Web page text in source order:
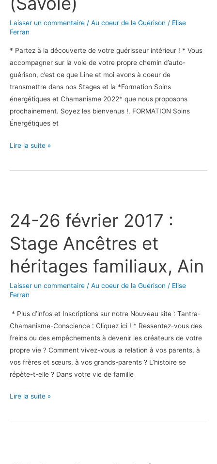
Laisser un commentaire / Au coeur de la Guérison / Elise
Ferran
* Partez à la découverte de votre guérisseur intérieur ! * Vous
accompagner sur la voie de votre propre chemin d’auto-
guérison, c’est ce que Line et moi avons à coeur de
transmettre dans nos Stages et la *Formation Soins
énergétiques et Chamanisme 2022* que nous proposons
prochainement. Soyez les bienvenus !. FORMATION Soins
Énergétiques et
Lire la suite »
24-26 février 2017 :
Stage Ancêtres et
héritages familiaux, Ain
Laisser un commentaire / Au coeur de la Guérison / Elise
Ferran
* Plus d’infos et Inscriptions sur notre Nouveau site : Tantra-
Chamanisme-Conscience : Cliquez ici ! * Ressentez-vous des
freins ou des empêchements à devenir les créateurs de votre
propre vie ? Comment vivez-vous la relation à vos parents, à
vos frères et sœurs, à vos grands-parents ? L’histoire se
répète-t-elle ? Dans votre vie de famille
février
2017
:
Ancêtres
héritages
Ain
Lire la suite »